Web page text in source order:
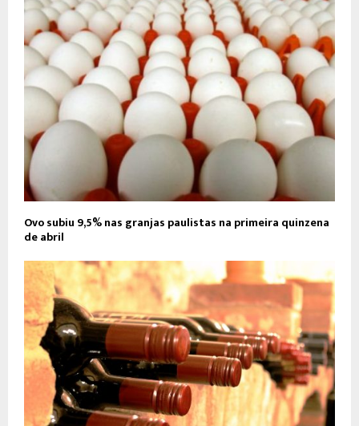
Ovo subiu 9,5% nas granjas paulistas na primeira quinzena
de abril